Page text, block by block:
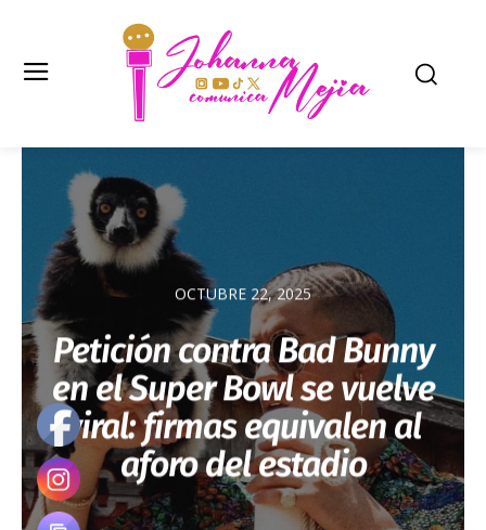
OCTUBRE 22, 2025
Petición contra Bad Bunny
en el Super Bowl se vuelve
viral: firmas equivalen al
aforo del estadio